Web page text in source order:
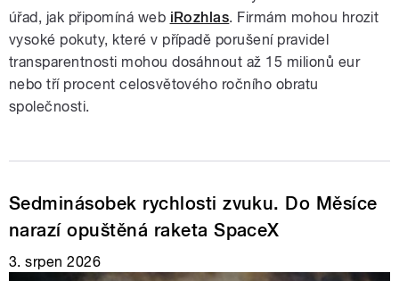
úřad, jak připomíná web iRozhlas. Firmám mohou hrozit
vysoké pokuty, které v případě porušení pravidel
transparentnosti mohou dosáhnout až 15 milionů eur
nebo tří procent celosvětového ročního obratu
společnosti.
Sedminásobek rychlosti zvuku. Do Měsíce
narazí opuštěná raketa SpaceX
3. srpen 2026